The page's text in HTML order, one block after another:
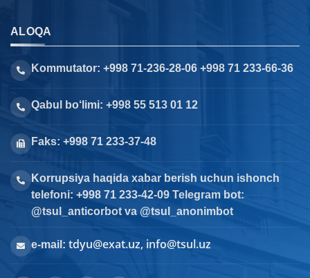
ALOQA
Kommutator: +998 71-236-28-06 +998 71 233-66-36
Qabul bo‘limi: +998 55 513 01 12
Faks: +998 71 233-37-48
Korrupsiya haqida xabar berish uchun ishonch
telefoni: +998 71 233-42-09 Telegram bot:
@tsul_anticorbot va @tsul_anonimbot
e-mail: tdyu@exat.uz, info@tsul.uz